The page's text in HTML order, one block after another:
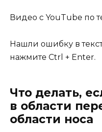
Видео с YouTube по
Нашли ошибку в
нажмите Ctrl + Enter.
Что делать,
в области
области носа